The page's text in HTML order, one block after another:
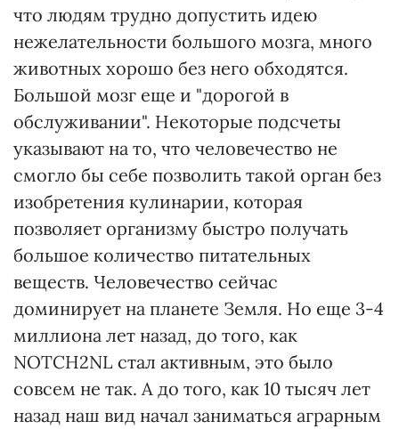
что людям трудно допустить идею
нежелательности большого мозга, много
животных хорошо без него обходятся.
Большой мозг еще и "дорогой в
обслуживании". Некоторые подсчеты
указывают на то, что человечество не
смогло бы себе позволить такой орган без
изобретения кулинарии, которая
позволяет организму быстро получать
большое количество питательных
веществ. Человечество сейчас
доминирует на планете Земля. Но еще 3-4
миллиона лет назад, до того, как
NOTCH2NL стал активным, это было
совсем не так. А до того, как 10 тысяч лет
назад наш вид начал заниматься аграрным